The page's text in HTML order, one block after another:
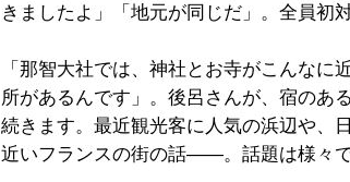
きましたよ」「地元が同じだ」。全員初
「那智大社では、神社とお寺がこんな
所があるんです」。後呂さんが、宿のあ
続きます。最近観光客に人気の浜辺や、
近いフランスの街の話――。話題は様々